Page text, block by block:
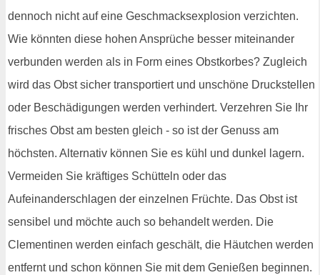
dennoch nicht auf eine Geschmacksexplosion verzichten.
Wie könnten diese hohen Ansprüche besser miteinander
verbunden werden als in Form eines Obstkorbes? Zugleich
wird das Obst sicher transportiert und unschöne Druckstellen
oder Beschädigungen werden verhindert. Verzehren Sie Ihr
frisches Obst am besten gleich - so ist der Genuss am
höchsten. Alternativ können Sie es kühl und dunkel lagern.
Vermeiden Sie kräftiges Schütteln oder das
Aufeinanderschlagen der einzelnen Früchte. Das Obst ist
sensibel und möchte auch so behandelt werden. Die
Clementinen werden einfach geschält, die Häutchen werden
entfernt und schon können Sie mit dem Genießen beginnen.